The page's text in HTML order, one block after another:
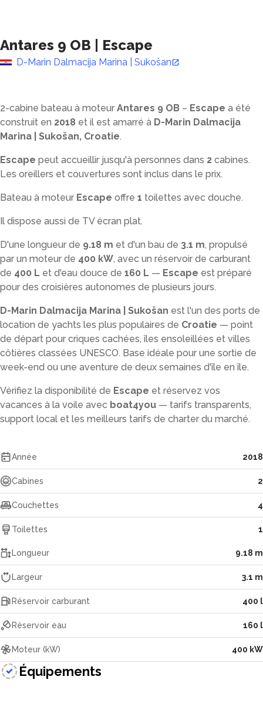
Antares 9 OB Escape
D-Marin Dalmacija Marina | Sukošan
2-cabine bateau à moteur Antares 9 OB – Escape a été
construit en 2018 et il est amarré à D-Marin Dalmacija
Marina | Sukošan, Croatie.
Escape peut accueillir jusqu'à personnes dans 2 cabines.
Les oreillers et couvertures sont inclus dans le prix.
Bateau à moteur Escape offre 1 toilettes avec douche.
Il dispose aussi de TV écran plat.
D'une longueur de 9.18 m et d'un bau de 3.1 m, propulsé
par un moteur de 400 kW, avec un réservoir de carburant
de 400 L et d'eau douce de 160 L — Escape est préparé
pour des croisières autonomes de plusieurs jours.
D-Marin Dalmacija Marina | Sukošan est l'un des ports de
location de yachts les plus populaires de Croatie — point
de départ pour criques cachées, îles ensoleillées et villes
côtières classées UNESCO. Base idéale pour une sortie de
week-end ou une aventure de deux semaines d'île en île.
Vérifiez la disponibilité de Escape et réservez vos
vacances à la voile avec boat4you — tarifs transparents,
support local et les meilleurs tarifs de charter du marché.
Année 2018
Cabines 2
Couchettes 4
Toilettes 1
Longueur 9.18 m
Largeur 3.1 m
Réservoir carburant 400 l
Réservoir eau 160 l
Moteur (kW) 400 kW
Équipements